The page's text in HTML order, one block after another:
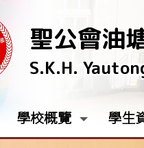
聖公會油
S.K.H.
學校概覽 學生